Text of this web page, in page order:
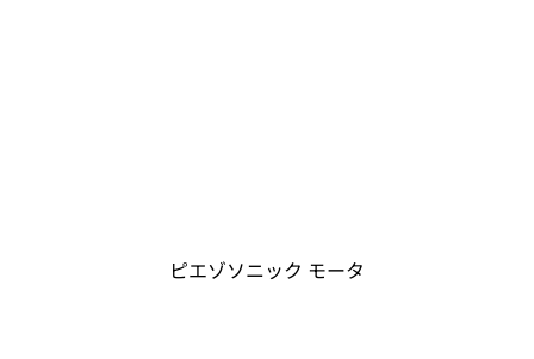
ピエゾソニック モータ